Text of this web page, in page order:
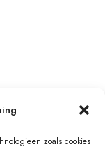
zoals cookies